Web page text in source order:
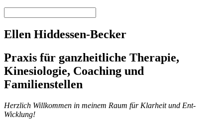
Ellen Hiddessen-Becker
Praxis für ganzheitliche Therapie,
Kinesiologie, Coaching und
Familienstellen
Herzlich Willkommen in meinem Raum für Klarheit und Ent-
Wicklung!